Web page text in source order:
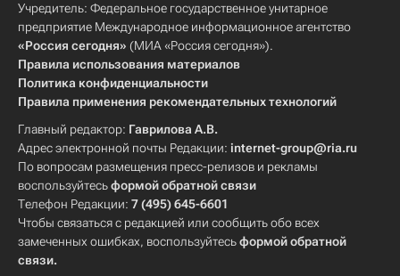
Учредитель: Федеральное государственное унитарное
предприятие Международное информационное агентство
«Россия сегодня» (МИА «Россия сегодня»).
Правила использования материалов
Политика конфиденциальности
Правила применения рекомендательных технологий
Главный редактор: Гаврилова А.В.
Адрес электронной почты Редакции: internet-group@ria.ru
По вопросам размещения пресс-релизов и рекламы
воспользуйтесьформой обратной связи
Телефон Редакции: 7 (495) 645-6601
Чтобы связаться с редакцией или сообщить обо всех
замеченных ошибках, воспользуйтесьформой обратной
связи.